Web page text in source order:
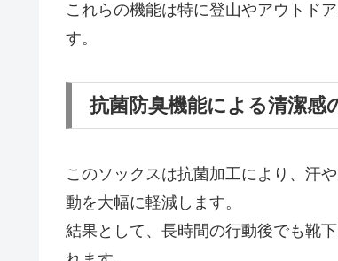
これらの機能は特に登山やアウトド
す。
抗菌防臭機能による清潔感
このソックスは抗菌加工により、汗
動を大幅に軽減します。
結果として、長時間の行動後でも靴